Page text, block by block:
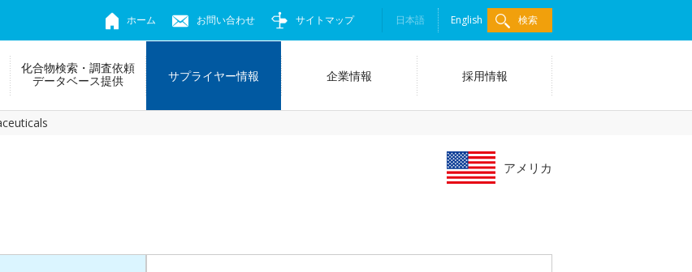
ホーム お問い合わせ サイトマップ 日本語 English 検索
化合物検索・調査依頼
データベース提供
サプライヤー情報 企業情報 採用情報
アメリカ